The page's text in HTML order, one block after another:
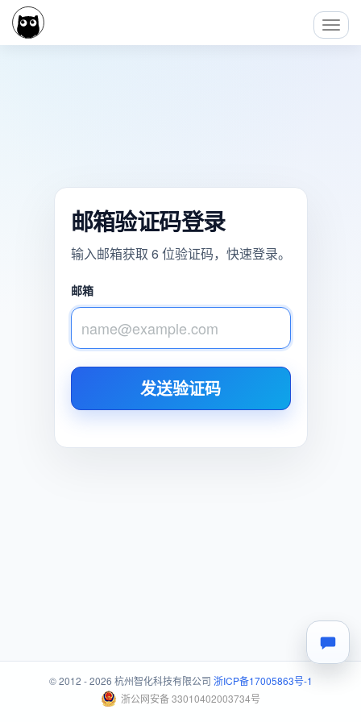
邮箱验证码登录
输入邮箱获取 6 位验证码，快速登录。
邮箱
发送验证码
© 2012 - 2026 杭州智化科技有限公司 浙ICP备17005863号-1
浙公网安备 33010402003734号